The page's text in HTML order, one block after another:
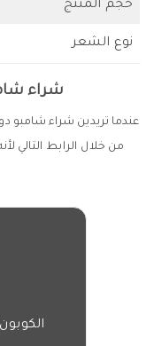
حجم المنتج
نوع الشعر
شراء
عندما تريدين شراء شامبو
من خلال الرابط التالي